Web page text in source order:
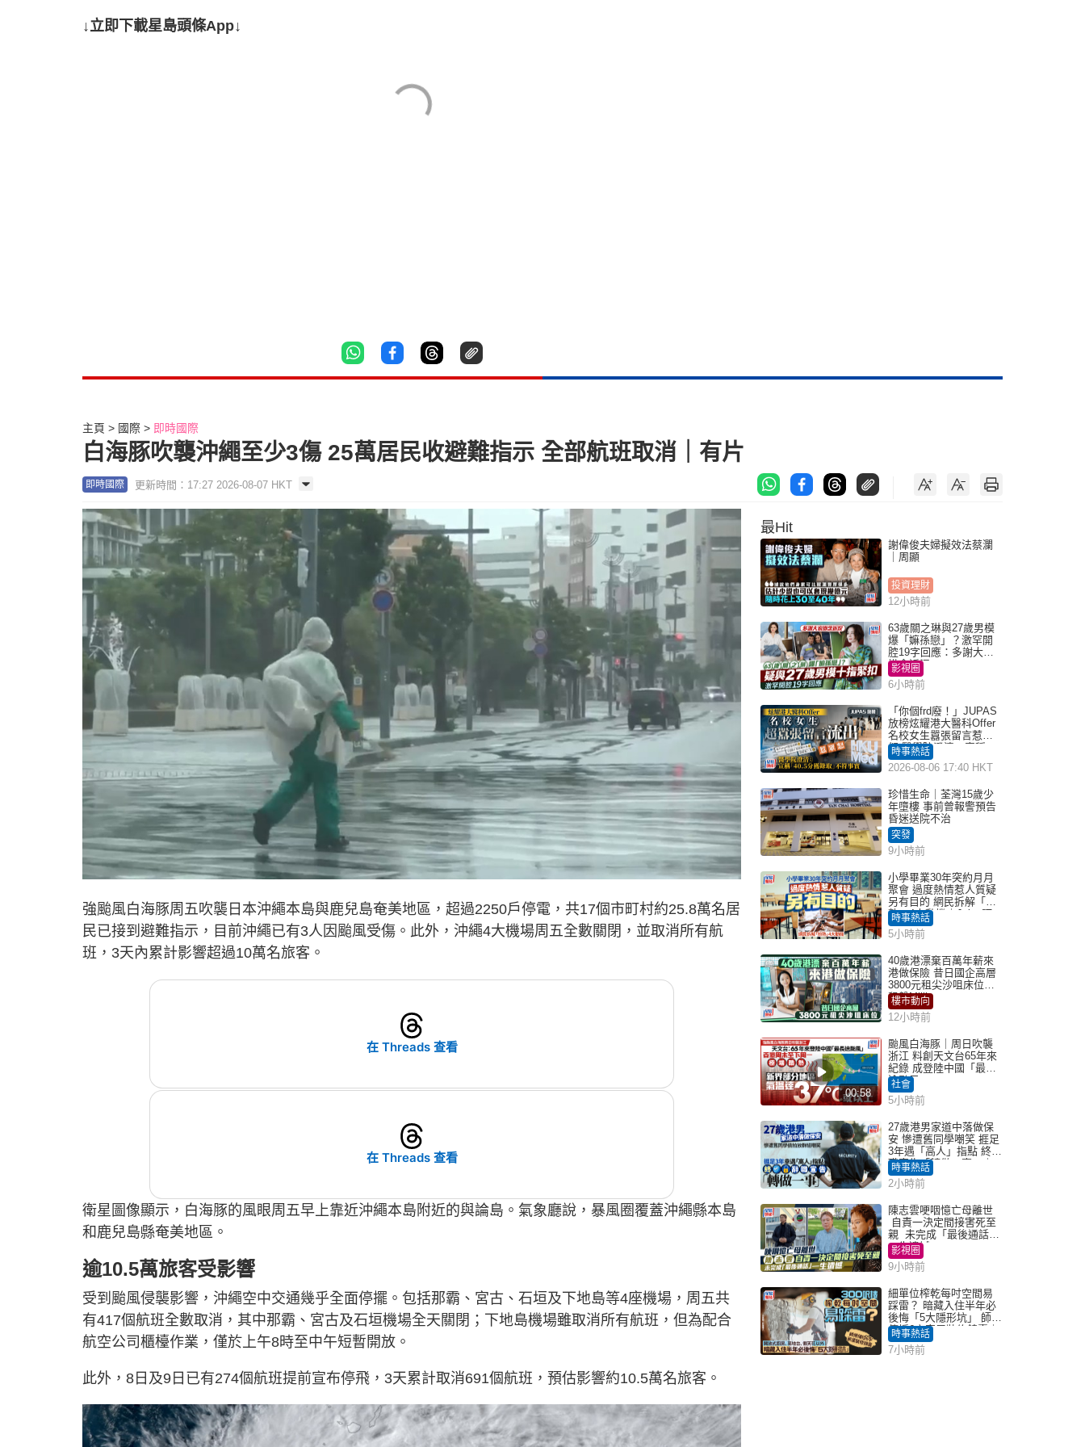
↓立即下載星島頭條App↓
主頁 國際 即時國際
白海豚吹襲沖繩至少3傷 25萬居民收避難指示 全部航班取消｜有片
即時國際 更新時間：17:27 2026-08-07 HKT
強颱風白海豚周五吹襲日本沖繩本島與鹿兒島奄美地區，超過2250戶停電，共17個市町村約25.8萬名居
民已接到避難指示，目前沖繩已有3人因颱風受傷。此外，沖繩4大機場周五全數關閉，並取消所有航
班，3天內累計影響超過10萬名旅客。
在 Threads 查看
在 Threads 查看
衛星圖像顯示，白海豚的風眼周五早上靠近沖繩本島附近的與論島。氣象廳說，暴風圈覆蓋沖繩縣本島
和鹿兒島縣奄美地區。
逾10.5萬旅客受影響
受到颱風侵襲影響，沖繩空中交通幾乎全面停擺。包括那霸、宮古、石垣及下地島等4座機場，周五共
有417個航班全數取消，其中那霸、宮古及石垣機場全天關閉；下地島機場雖取消所有航班，但為配合
航空公司櫃檯作業，僅於上午8時至中午短暫開放。
此外，8日及9日已有274個航班提前宣布停飛，3天累計取消691個航班，預估影響約10.5萬名旅客。
最Hit
謝偉俊夫婦擬效法蔡瀾
｜周顯
投資理財
12小時前
63歲關之琳與27歲男模
爆「嫲孫戀」？激罕開
腔19字回應：多謝大家
掛念近況
影視圈
6小時前
「你個frd廢！」JUPAS
放榜炫耀港大醫科Offer
名校女生囂張留言惹眾
怒 醫學院澄清：宣稱
「40.5分獲錄取」不符事
實｜Juicy叮
時事熱話
2026-08-06 17:40 HKT
珍惜生命｜荃灣15歲少
年墮樓 事前曾報警預告
昏迷送院不治
突發
9小時前
小學畢業30年突約月月
聚會 過度熱情惹人質疑
另有目的 網民拆解「扮
熟」4大動機｜Juicy叮
時事熱話
5小時前
40歲港漂棄百萬年薪來
港做保險 昔日國企高層
3800元租尖沙咀床位｜
租盤Million
樓市動向
12小時前
00:58
颱風白海豚｜周日吹襲
浙江 料創天文台65年來
紀錄 成登陸中國「最長
途颱風」
社會
5小時前
27歲港男家道中落做保
安 慘遭舊同學嘲笑 捱足
3年遇「高人」指點 終辭
職宣告「轉做一事」｜
Juicy叮
時事熱話
2小時前
陳志雲哽咽憶亡母離世
自責一決定間接害死至
親 未完成「最後通話」
一生遺憾
影視圈
9小時前
細單位榨乾每吋空間易
踩雷？ 暗藏入住半年必
後悔「5大隱形坑」 師傅
傳授6字家居裝修錦囊｜
Juicy叮
時事熱話
7小時前